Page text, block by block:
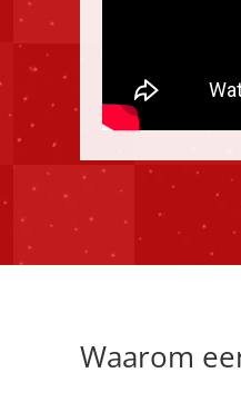
Waarom